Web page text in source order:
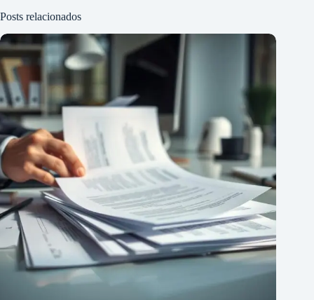
Posts relacionados